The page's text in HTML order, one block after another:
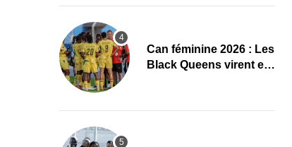
bien
‎Can féminine 2026 : Les
Black Queens virent en